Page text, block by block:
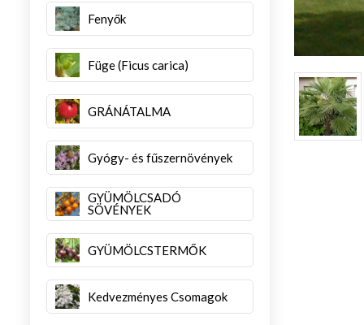
Fenyők
Füge (Ficus carica)
GRÁNÁTALMA
Gyógy- és fűszernövények
GYÜMÖLCSADÓ
SÖVÉNYEK
GYÜMÖLCSTERMŐK
Kedvezményes Csomagok